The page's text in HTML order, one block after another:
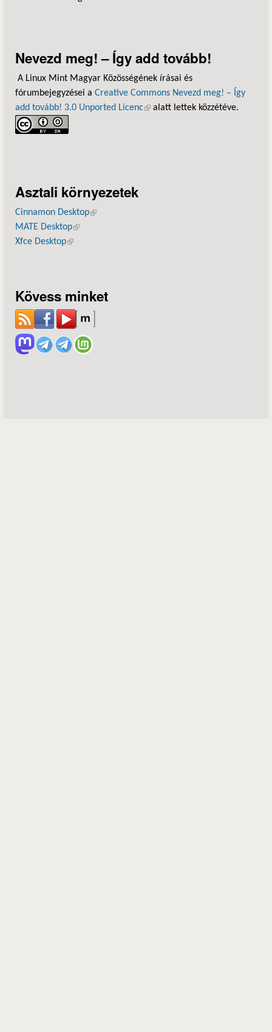
Nevezd meg! – Így add tovább!
A Linux Mint Magyar Közösségének írásai és
fórumbejegyzései a Creative Commons Nevezd meg! – Így
add tovább! 3.0 Unported Licenc(külső hivatkozás)
alatt lettek közzétéve.
Asztali környezetek
Cinnamon Desktop(külső hivatkozás)
MATE Desktop(külső hivatkozás)
Xfce Desktop(külső hivatkozás)
Kövess minket